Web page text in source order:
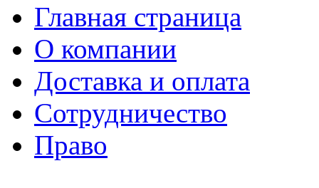
Главная страница
О компании
Доставка и оплата
Сотрудничество
Право